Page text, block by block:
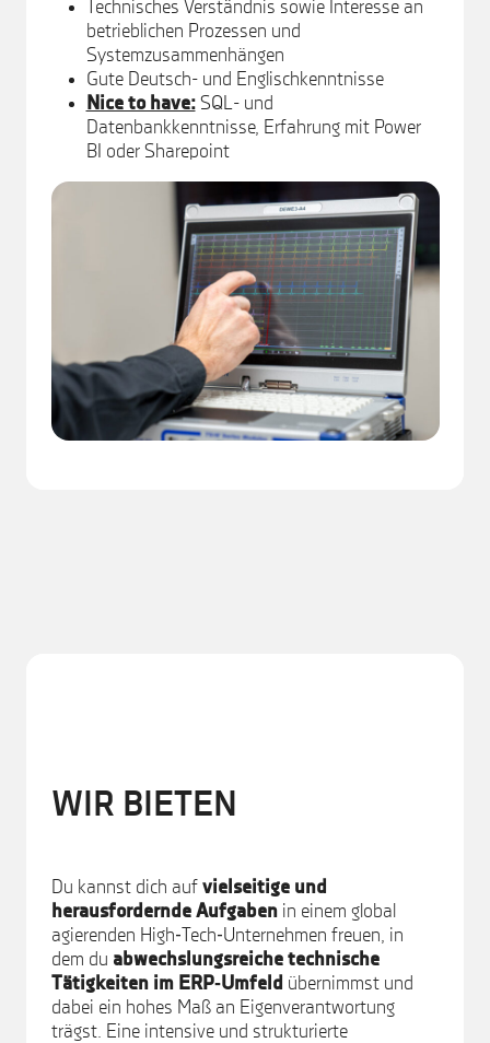
Technisches Verständnis sowie Interesse an
betrieblichen Prozessen und
Systemzusammenhängen
Gute Deutsch- und Englischkenntnisse
Nice to have:SQL- und
Datenbankkenntnisse, Erfahrung mit Power
BI oder Sharepoint
WIR BIETEN
Du kannst dich auf vielseitige und
herausfordernde Aufgabenin einem global
agierenden High‑Tech‑Unternehmen freuen, in
dem du abwechslungsreiche technische
Tätigkeiten im ERP‑Umfeld übernimmst und
dabei ein hohes Maß an Eigenverantwortung
trägst. Eine intensive und strukturierte